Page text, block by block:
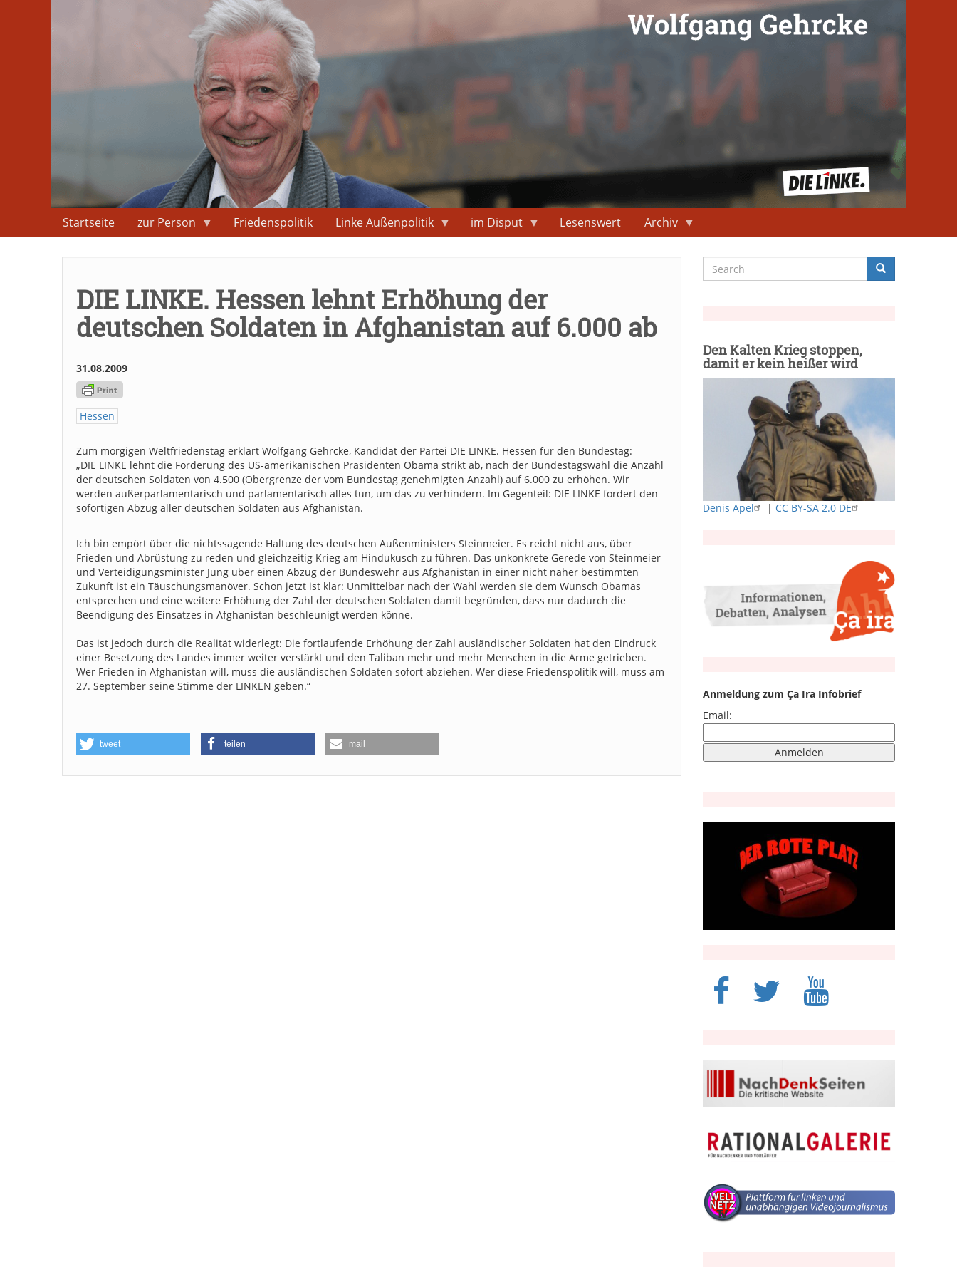
Startseite zur Person Friedenspolitik Linke Außenpolitik im Disput Lesenswert Archiv
DIE LINKE. Hessen lehnt Erhöhung der
deutschen Soldaten in Afghanistan auf 6.000 ab
31.08.2009
Hessen
Zum morgigen Weltfriedenstag erklärt Wolfgang Gehrcke, Kandidat der Partei DIE LINKE. Hessen für den Bundestag:
„DIE LINKE lehnt die Forderung des US-amerikanischen Präsidenten Obama strikt ab, nach der Bundestagswahl die Anzahl
der deutschen Soldaten von 4.500 (Obergrenze der vom Bundestag genehmigten Anzahl) auf 6.000 zu erhöhen. Wir
werden außerparlamentarisch und parlamentarisch alles tun, um das zu verhindern. Im Gegenteil: DIE LINKE fordert den
sofortigen Abzug aller deutschen Soldaten aus Afghanistan.
Ich bin empört über die nichtssagende Haltung des deutschen Außenministers Steinmeier. Es reicht nicht aus, über
Frieden und Abrüstung zu reden und gleichzeitig Krieg am Hindukusch zu führen. Das unkonkrete Gerede von Steinmeier
und Verteidigungsminister Jung über einen Abzug der Bundeswehr aus Afghanistan in einer nicht näher bestimmten
Zukunft ist ein Täuschungsmanöver. Schon jetzt ist klar: Unmittelbar nach der Wahl werden sie dem Wunsch Obamas
entsprechen und eine weitere Erhöhung der Zahl der deutschen Soldaten damit begründen, dass nur dadurch die
Beendigung des Einsatzes in Afghanistan beschleunigt werden könne.
Das ist jedoch durch die Realität widerlegt: Die fortlaufende Erhöhung der Zahl ausländischer Soldaten hat den Eindruck
einer Besetzung des Landes immer weiter verstärkt und den Taliban mehr und mehr Menschen in die Arme getrieben.
Wer Frieden in Afghanistan will, muss die ausländischen Soldaten sofort abziehen. Wer diese Friedenspolitik will, muss am
27. September seine Stimme der LINKEN geben.“
tweet teilen mail
Suche
Search Search
Den Kalten Krieg stoppen,
damit er kein heißer wird
Denis Apel | CC BY-SA 2.0 DE
Anmeldung zum Ça Ira Infobrief
Email: